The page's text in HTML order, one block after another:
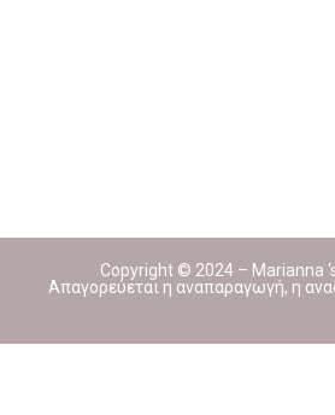
Copyright © 2024 – Marianna
Απαγορεύεται η αναπαραγωγή, η